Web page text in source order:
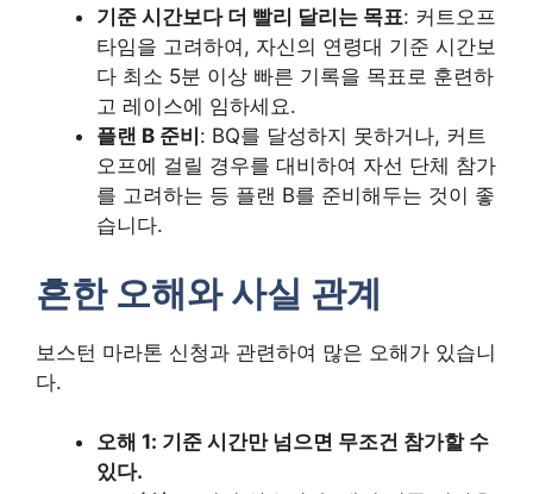
기준 시간보다 더 빨리 달리는 목표: 커트오프
타임을 고려하여, 자신의 연령대 기준 시간보
다 최소 5분 이상 빠른 기록을 목표로 훈련하
고 레이스에 임하세요.
플랜 B 준비 : BQ를 달성하지 못하거나, 커트
오프에 걸릴 경우를 대비하여 자선 단체 참가
를 고려하는 등 플랜 B를 준비해두는 것이 좋
습니다.
흔한 오해와 사실 관계
보스턴 마라톤 신청과 관련하여 많은 오해가 있습니
다.
오해 1: 기준 시간만 넘으면 무조건 참가할 수
있다.